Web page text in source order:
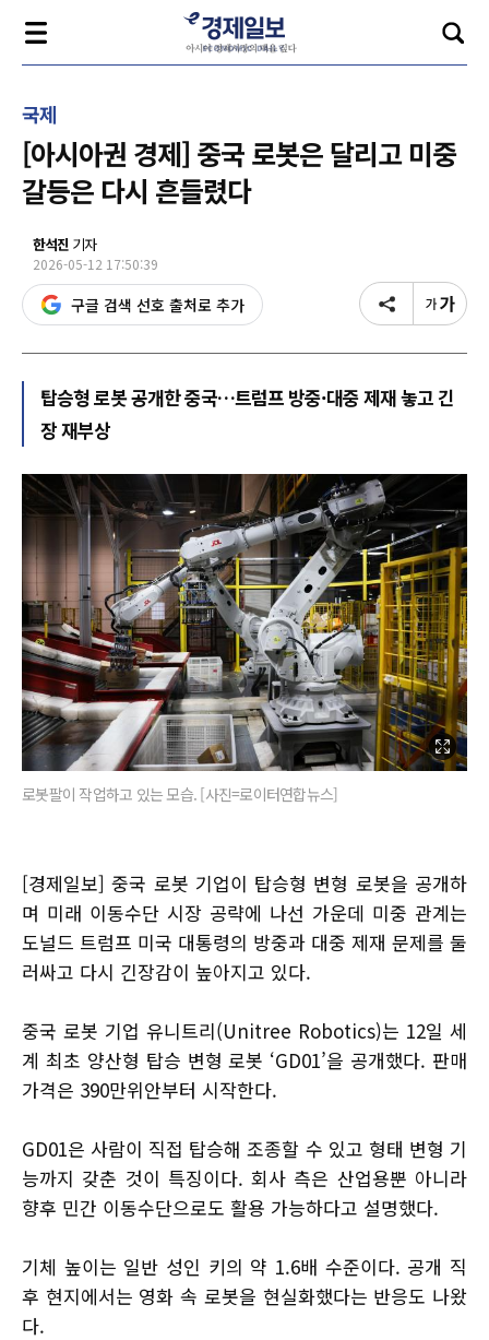
국제
[아시아권 경제] 중국 로봇은 달리고 미중
갈등은 다시 흔들렸다
한석진 기자
2026-05-12 17:50:39
구글 검색 선호 출처로 추가
탑승형 로봇 공개한 중국…트럼프 방중·대중 제재 놓고 긴
장 재부상
로봇팔이 작업하고 있는 모습. [사진=로이터연합뉴스]
[경제일보] 중국 로봇 기업이 탑승형 변형 로봇을 공개하
며 미래 이동수단 시장 공략에 나선 가운데 미중 관계는
도널드 트럼프 미국 대통령의 방중과 대중 제재 문제를 둘
러싸고 다시 긴장감이 높아지고 있다.
중국 로봇 기업 유니트리(Unitree Robotics)는 12일 세
계 최초 양산형 탑승 변형 로봇 ‘GD01’을 공개했다. 판매
가격은 390만위안부터 시작한다.
GD01은 사람이 직접 탑승해 조종할 수 있고 형태 변형 기
능까지 갖춘 것이 특징이다. 회사 측은 산업용뿐 아니라
향후 민간 이동수단으로도 활용 가능하다고 설명했다.
기체 높이는 일반 성인 키의 약 1.6배 수준이다. 공개 직
후 현지에서는 영화 속 로봇을 현실화했다는 반응도 나왔
다.